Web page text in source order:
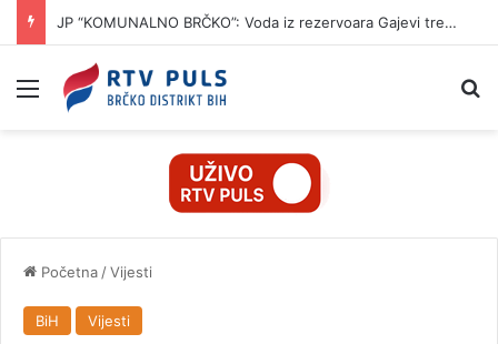
JP “KOMUNALNO BRČKO”: Voda iz rezervoara Gajevi trenutno nije za piće
Izbornik
Početna /Vijesti
BiH Vijesti